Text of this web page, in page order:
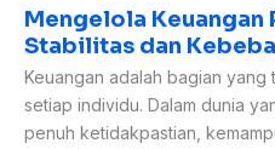
Mengelola Keuangan
Stabilitas dan
Keuangan adalah bagian
setiap individu. Dalam dunia
penuh ketidakpastian,